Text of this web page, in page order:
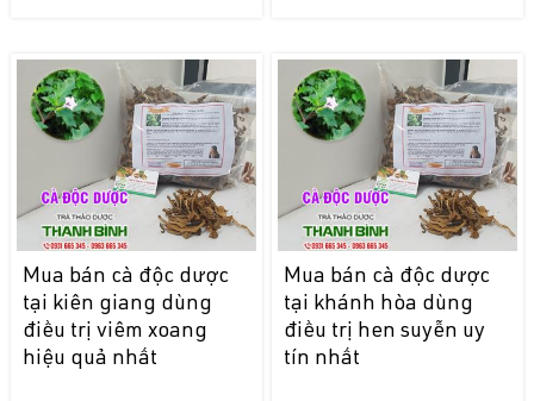
Mua bán cà độc dược
tại kiên giang dùng
điều trị viêm xoang
hiệu quả nhất
Mua bán cà độc dược
tại khánh hòa dùng
điều trị hen suyễn uy
tín nhất